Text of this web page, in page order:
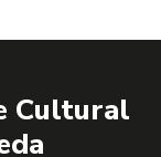
Cultural